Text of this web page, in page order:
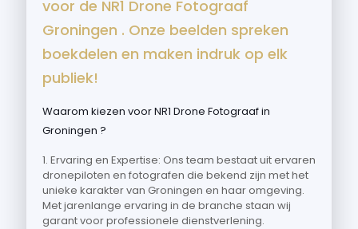
voor de NR1 Drone Fotograaf
Groningen . Onze beelden spreken
boekdelen en maken indruk op elk
publiek!
Waarom kiezen voor NR1 Drone Fotograaf in
Groningen ?
1. Ervaring en Expertise: Ons team bestaat uit ervaren
dronepiloten en fotografen die bekend zijn met het
unieke karakter van Groningen en haar omgeving.
Met jarenlange ervaring in de branche staan wij
garant voor professionele dienstverlening.